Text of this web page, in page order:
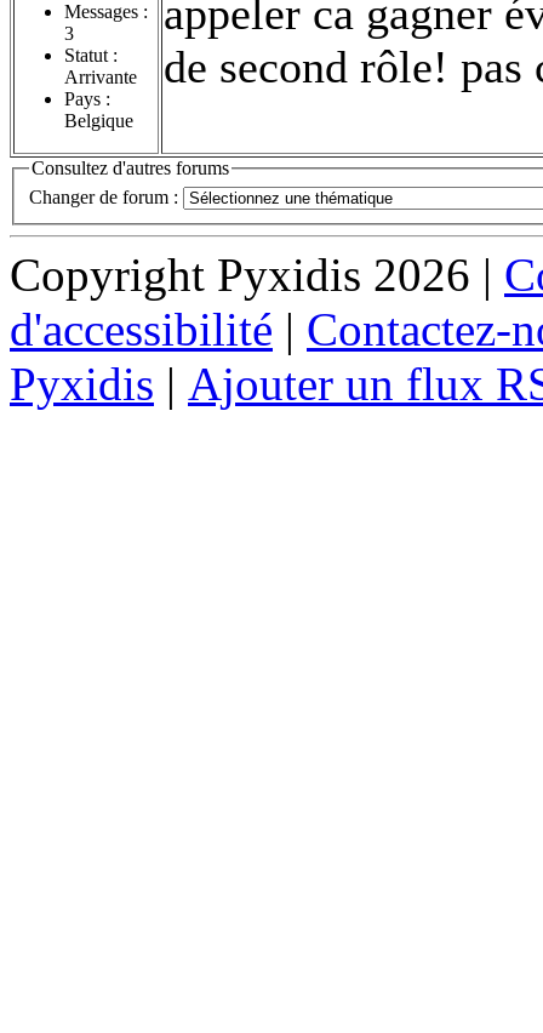
Messages :
3
Statut :
Arrivante
Pays :
Belgique
appeler ca gagner
de second rôle! pas
Consultez d'autres forums
Changer de forum :
Copyright Pyxidis 2026 |
d'accessibilité | Contactez-
Pyxidis | Ajouter un flux